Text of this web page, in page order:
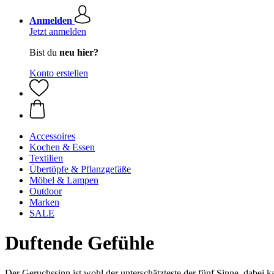
Anmelden
Jetzt anmelden
Bist du neu hier?
Konto erstellen
Accessoires
Kochen & Essen
Textilien
Übertöpfe & Pflanzgefäße
Möbel & Lampen
Outdoor
Marken
SALE
Duftende Gefühle